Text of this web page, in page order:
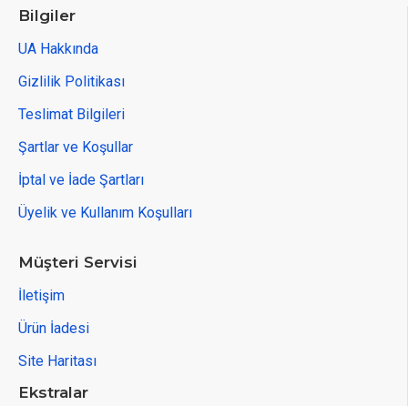
Bilgiler
UA Hakkında
Gizlilik Politikası
Teslimat Bilgileri
Şartlar ve Koşullar
İptal ve İade Şartları
Üyelik ve Kullanım Koşulları
Müşteri Servisi
İletişim
Ürün İadesi
Site Haritası
Ekstralar